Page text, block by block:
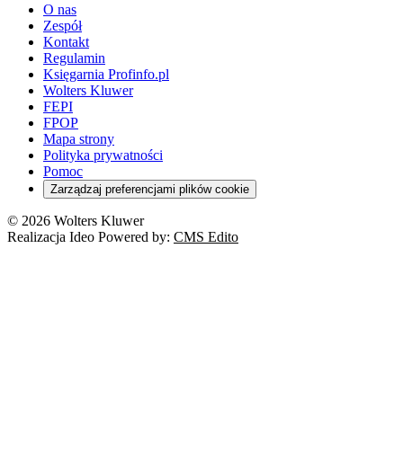
O nas
Zespół
Kontakt
Regulamin
Księgarnia Profinfo.pl
Wolters Kluwer
FEPI
FPOP
Mapa strony
Polityka prywatności
Pomoc
Zarządzaj preferencjami plików cookie
© 2026 Wolters Kluwer
Realizacja Ideo Powered by: CMS Edito